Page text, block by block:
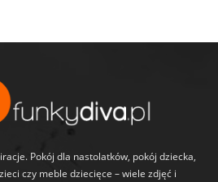
Pokój dla nastolatków, pokój dziecka,
czy meble dziecięce – wiele zdjęć i